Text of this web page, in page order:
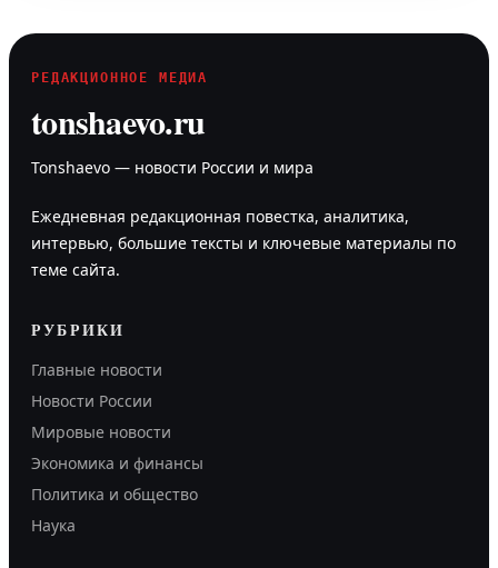
РЕДАКЦИОННОЕ МЕДИА
tonshaevo.ru
Tonshaevo — новости России и мира
Ежедневная редакционная повестка, аналитика,
интервью, большие тексты и ключевые материалы по
теме сайта.
РУБРИКИ
Главные новости
Новости России
Мировые новости
Экономика и финансы
Политика и общество
Наука